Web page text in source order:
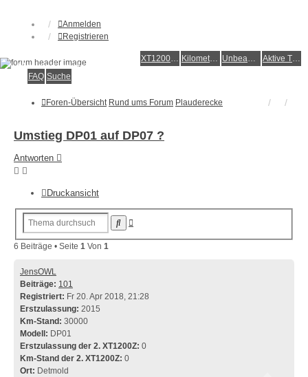
Anmelden
Registrieren
XT1200Z-Wiki Kilometerstatistik Unbeantwortete Themen Aktive Themen
Alles rund um die Yamaha XT1200Z Super Ténéré
FAQ Suche
Foren-Übersicht Rund ums Forum Plauderecke
Umstieg DP01 auf DP07 ?
Antworten
Druckansicht
Suche
6 Beiträge • Seite 1 Von 1
JensOWL
Beiträge: 101
Registriert: Fr 20. Apr 2018, 21:28
Erstzulassung: 2015
Km-Stand: 30000
Modell: DP01
Erstzulassung der 2. XT1200Z: 0
Km-Stand der 2. XT1200Z: 0
Ort: Detmold